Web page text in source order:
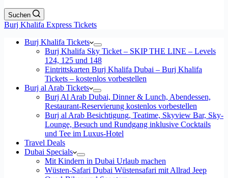
Suchen
Burj Khalifa Express Tickets
Burj Khalifa Tickets
Burj Khalifa Sky Ticket – SKIP THE LINE – Levels
124, 125 und 148
Eintrittskarten Burj Khalifa Dubai – Burj Khalifa
Tickets – kostenlos vorbestellen
Burj al Arab Tickets
Burj Al Arab Dubai, Dinner & Lunch, Abendessen,
Restaurant-Reservierung kostenlos vorbestellen
Burj al Arab Besichtigung, Teatime, Skyview Bar, Sky-
Lounge, Besuch und Rundgang inklusive Cocktails
und Tee im Luxus-Hotel
Travel Deals
Dubai Specials
Mit Kindern in Dubai Urlaub machen
Wüsten-Safari Dubai Wüstensafari mit Allrad Jeep